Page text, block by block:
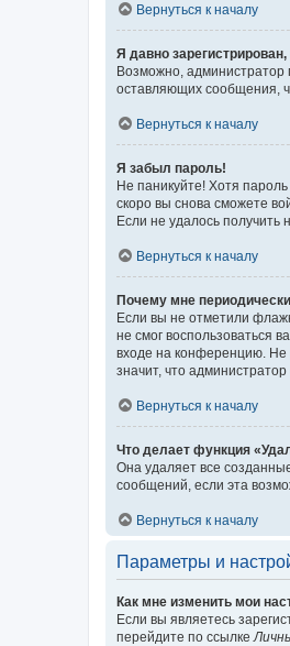
Вернуться к началу
Я давно
Возможно, администратор
оставляющих сообщения,
Вернуться к началу
Я забыл пароль!
Не паникуйте! Хотя
скоро вы снова сможете
Если не удалось получить
Вернуться к началу
Почему мне
Если вы не отметили
не смог воспользоваться
входе на конференцию. Не
значит, что
Вернуться к началу
Что делает функция
Она удаляет все
сообщений, если эта
Вернуться к началу
Параметры и
Как мне изменить мои
Если вы являетесь
перейдите по ссылке